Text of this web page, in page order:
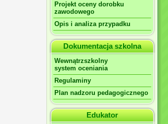
Projekt oceny dorobku
zawodowego
Opis i analiza przypadku
Dokumentacja szkolna
Wewnątrzszkolny
system oceniania
Regulaminy
Plan nadzoru pedagogicznego
Edukator